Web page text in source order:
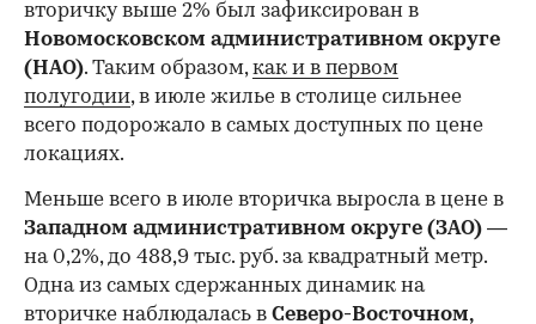
вторичку выше 2% был зафиксирован в
Новомосковском административном округе
(НАО). Таким образом,как и в первом
полугодии, в июле жилье в столице сильнее
всего подорожало в самых доступных по цене
локациях.
Меньше всего в июле вторичка выросла в цене в
Западном административном округе (ЗАО) —
на 0,2%, до 488,9 тыс. руб. за квадратный метр.
Одна из самых сдержанных динамик на
вторичке наблюдалась в Северо-Восточном,